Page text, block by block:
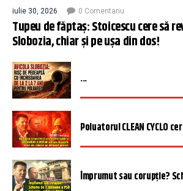
iulie 30, 2026 0 Comentariu
Tupeu de făptaș: Stoicescu cere să
Slobozia, chiar și pe ușa din dos!
...
Poluatorul CLEAN CYCLO
Împrumut sau corupție?